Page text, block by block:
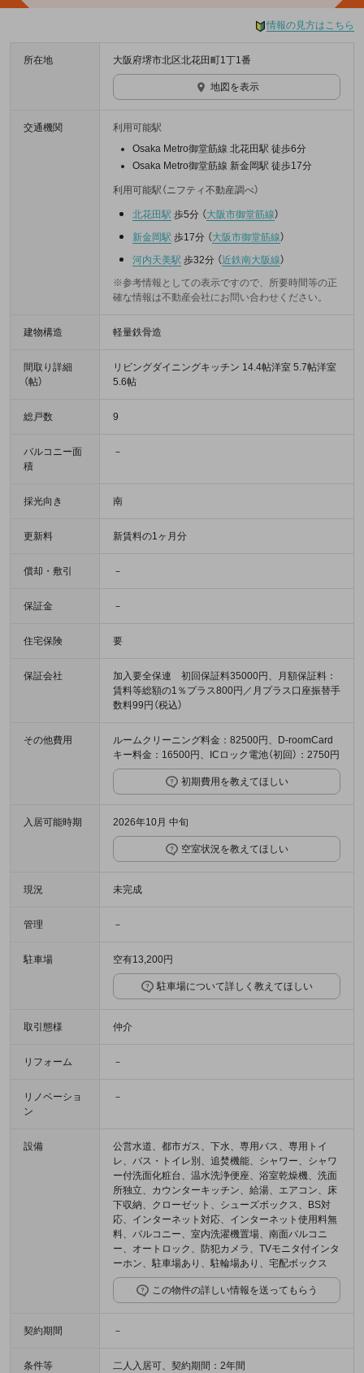
情報の見方はこちら
所在地 大阪府堺市北区北花田町1丁1番
地図を表示
交通機関
利用可能駅
Osaka Metro御堂筋線 北花田駅 徒歩6分
Osaka Metro御堂筋線 新金岡駅 徒歩17分
利用可能駅（ニフティ不動産調べ）
北花田駅 歩5分 （大阪市御堂筋線）
新金岡駅 歩17分 （大阪市御堂筋線）
河内天美駅 歩32分 （近鉄南大阪線）
※参考情報としての表示ですので、所要時間等の正
確な情報は不動産会社にお問い合わせください。
建物構造 軽量鉄骨造
間取り詳細
（帖）
リビングダイニングキッチン 14.4帖洋室 5.7帖洋室
5.6帖
総戸数 9
バルコニー面
積
－
採光向き 南
更新料 新賃料の1ヶ月分
償却・敷引 －
保証金 －
住宅保険 要
保証会社
加入要全保連 初回保証料35000円、月額保証料：
賃料等総額の1％プラス800円／月プラス口座振替手
数料99円（税込）
その他費用
ルームクリーニング料金：82500円、D-roomCard
キー料金：16500円、ICロック電池（初回）：2750円
初期費用を教えてほしい
入居可能時期 2026年10月 中旬
空室状況を教えてほしい
現況 未完成
管理 －
駐車場 空有13,200円
駐車場について詳しく教えてほしい
取引態様 仲介
リフォーム －
リノベーショ
ン
－
設備
公営水道、都市ガス、下水、専用バス、専用トイ
レ、バス・トイレ別、追焚機能、シャワー、シャワ
ー付洗面化粧台、温水洗浄便座、浴室乾燥機、洗面
所独立、カウンターキッチン、給湯、エアコン、床
下収納、クローゼット、シューズボックス、BS対
応、インターネット対応、インターネット使用料無
料、バルコニー、室内洗濯機置場、南面バルコニ
ー、オートロック、防犯カメラ、TVモニタ付インタ
ーホン、駐車場あり、駐輪場あり、宅配ボックス
この物件の詳しい情報を送ってもらう
契約期間 －
条件等 二人入居可、契約期間：2年間